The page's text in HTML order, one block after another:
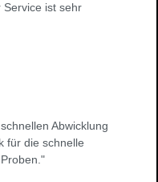
ist sehr
Abwicklung
für die schnelle